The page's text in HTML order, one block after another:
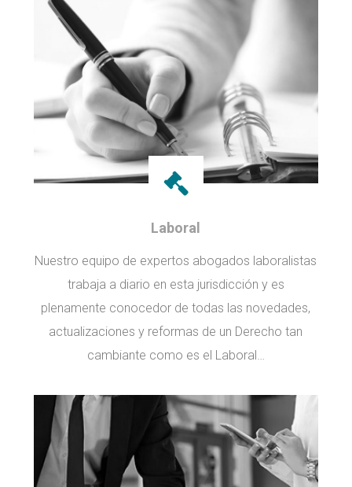
Laboral
Nuestro equipo de expertos abogados laboralistas
trabaja a diario en esta jurisdicción y es
plenamente conocedor de todas las novedades,
actualizaciones y reformas de un Derecho tan
cambiante como es el Laboral…